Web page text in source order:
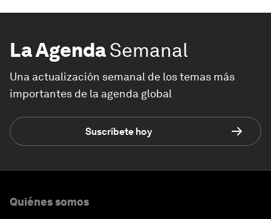
La AgendaSemanal
Una actualización semanal de los temas más
importantes de la agenda global
Suscríbete hoy
Quiénes somos